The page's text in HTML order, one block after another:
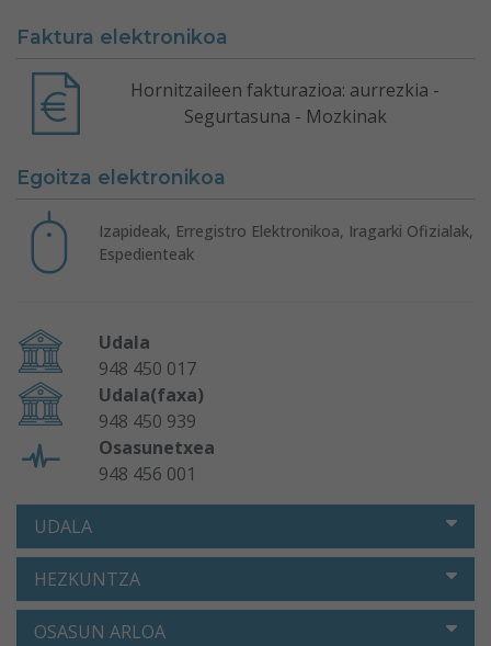
Faktura elektronikoa
Hornitzaileen fakturazioa: aurrezkia -
Segurtasuna - Mozkinak
Egoitza elektronikoa
Izapideak, Erregistro Elektronikoa, Iragarki Ofizialak,
Espedienteak
Udala
948 450 017
Udala(faxa)
948 450 939
Osasunetxea
948 456 001
UDALA
HEZKUNTZA
OSASUN ARLOA